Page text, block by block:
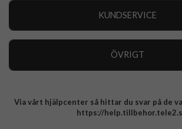
KUNDSERVICE
ÖVRIGT
Integritetspolicy
Via vårt hjälpcenter så hittar du svar på de
https://